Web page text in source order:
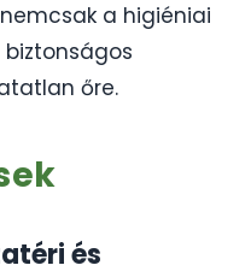
a higiéniai
őre.
és